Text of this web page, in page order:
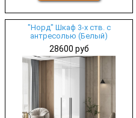
"Норд" Шкаф 3-х ств. с
антресолью (Белый)
28600 руб